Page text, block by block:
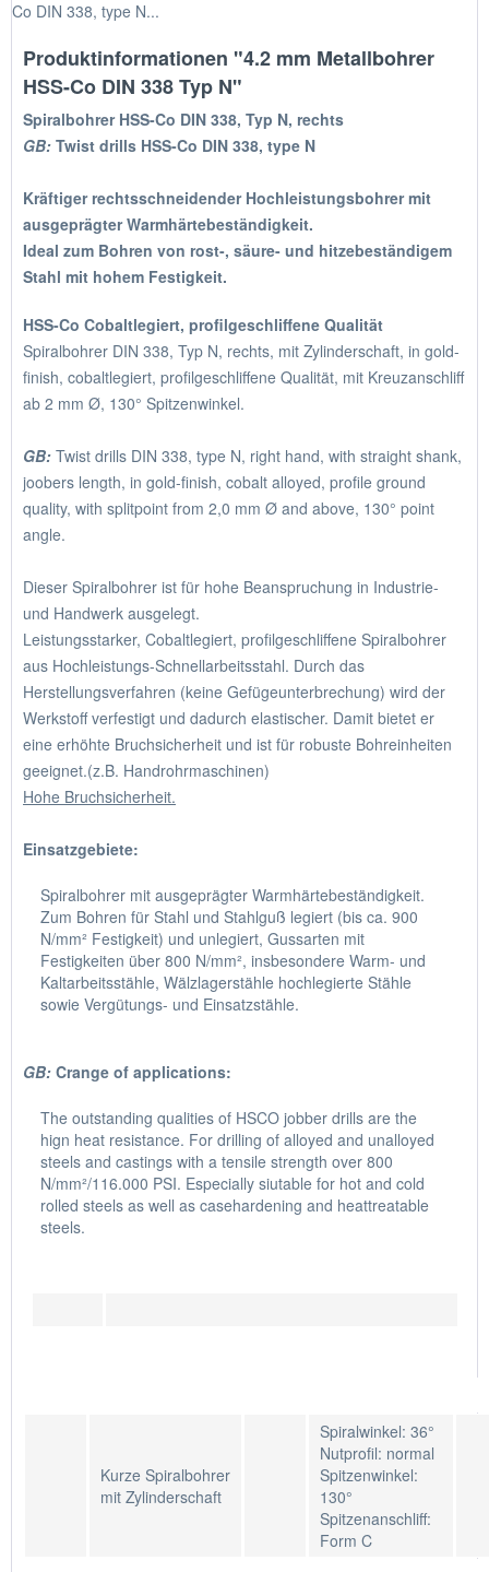
Co DIN 338, type N...
Produktinformationen "4.2 mm Metallbohrer
HSS-Co DIN 338 Typ N"
Spiralbohrer HSS-Co DIN 338, Typ N, rechts
GB: Twist drills HSS-Co DIN 338, type N
Kräftiger rechtsschneidender Hochleistungsbohrer mit
ausgeprägter Warmhärtebeständigkeit.
Ideal zum Bohren von rost-, säure- und hitzebeständigem
Stahl mit hohem Festigkeit.
HSS-Co Cobaltlegiert, profilgeschliffene Qualität
Spiralbohrer DIN 338, Typ N, rechts, mit Zylinderschaft, in gold-
finish, cobaltlegiert, profilgeschliffene Qualität, mit Kreuzanschliff
ab 2 mm Ø, 130° Spitzenwinkel.
GB: Twist drills DIN 338, type N, right hand, with straight shank,
joobers length, in gold-finish, cobalt alloyed, profile ground
quality, with splitpoint from 2,0 mm Ø and above, 130° point
angle.
Dieser Spiralbohrer ist für hohe Beanspruchung in Industrie-
und Handwerk ausgelegt.
Leistungsstarker, Cobaltlegiert, profilgeschliffene Spiralbohrer
aus Hochleistungs-Schnellarbeitsstahl. Durch das
Herstellungsverfahren (keine Gefügeunterbrechung) wird der
Werkstoff verfestigt und dadurch elastischer. Damit bietet er
eine erhöhte Bruchsicherheit und ist für robuste Bohreinheiten
geeignet.(z.B. Handrohrmaschinen)
Hohe Bruchsicherheit.
Einsatzgebiete:
Spiralbohrer mit ausgeprägter Warmhärtebeständigkeit.
Zum Bohren für Stahl und Stahlguß legiert (bis ca. 900
N/mm² Festigkeit) und unlegiert, Gussarten mit
Festigkeiten über 800 N/mm², insbesondere Warm- und
Kaltarbeitsstähle, Wälzlagerstähle hochlegierte Stähle
sowie Vergütungs- und Einsatzstähle.
GB: Crange of applications:
The outstanding qualities of HSCO jobber drills are the
hign heat resistance. For drilling of alloyed and unalloyed
steels and castings with a tensile strength over 800
N/mm²/116.000 PSI. Especially siutable for hot and cold
rolled steels as well as casehardening and heattreatable
steels.
Kurze Spiralbohrer
mit Zylinderschaft
Spiralwinkel: 36°
Nutprofil: normal
Spitzenwinkel:
130°
Spitzenanschliff:
Form C